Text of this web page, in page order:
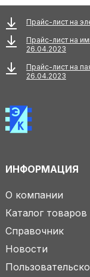
Прайс-лист на
Прайс-лист на
26.04.2023
Прайс-лист на
26.04.2023
ИНФОРМАЦИЯ
О компании
Каталог товаров
Справочник
Новости